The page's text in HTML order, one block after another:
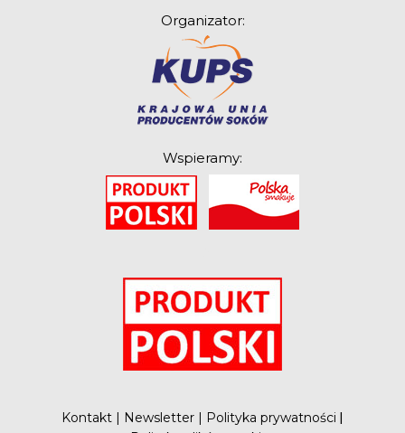
Organizator:
Wspieramy:
Kontakt | Newsletter | Polityka prywatności |